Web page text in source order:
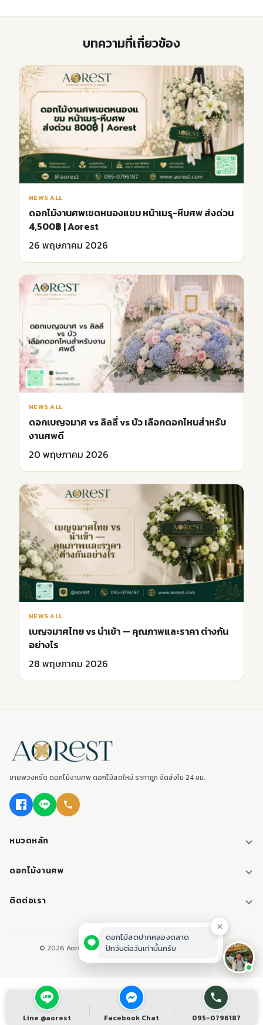
บทความที่เกี่ยวข้อง
NEWS ALL
ดอกไม้งานศพเขตหนองแขม หน้าเมรุ-หีบศพ ส่งด่วน
4,500฿ | Aorest
26 พฤษภาคม 2026
NEWS ALL
ดอกเบญจมาศ vs ลิลลี่ vs บัว เลือกดอกไหนสำหรับ
งานศพดี
20 พฤษภาคม 2026
NEWS ALL
เบญจมาศไทย vs นำเข้า — คุณภาพและราคา ต่างกัน
อย่างไร
28 พฤษภาคม 2026
ขายพวงหรีด ดอกไม้งานศพ ดอกไม้สดใหม่ ราคาถูก จัดส่งใน 24 ชม.
หมวดหลัก
พวงหรีด
พวงหรีดมาลา
หรีดหนังสือ
ดอกไม้งานศพ
ดอกไม้หน้าศพ
ติดต่อเรา
ปากคลองตลาด เขตพระนคร กทม.
© 2026 Aorest. ขายพวงหรีด ดอกไม้งานศพ ปากคลองตลาด.
Line @aorest Facebook Chat 095-0796187